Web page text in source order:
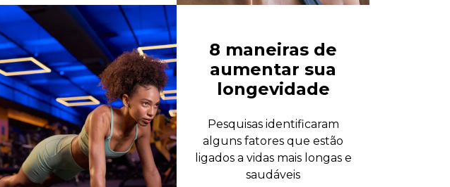
8 maneiras de
aumentar sua
longevidade
Pesquisas identificaram
alguns fatores que estão
ligados a vidas mais longas e
saudáveis